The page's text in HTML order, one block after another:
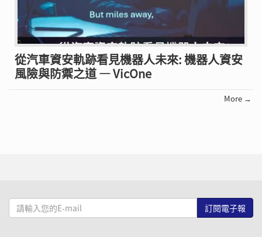
從汽車資安軌跡看見機器人未來: 機器人資安
風險與防禦之道 — VicOne
More →
請
輸